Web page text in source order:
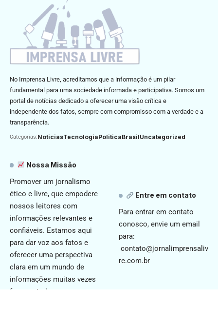
No Imprensa Livre, acreditamos que a informação é um pilar
fundamental para uma sociedade informada e participativa. Somos um
portal de notícias dedicado a oferecer uma visão crítica e
independente dos fatos, sempre com compromisso com a verdade e a
transparência.
Categorias:NoticiasTecnologiaPoliticaBrasilUncategorized
Nossa Missão
Promover um jornalismo
ético e livre, que empodere
nossos leitores com
informações relevantes e
confiáveis. Estamos aqui
para dar voz aos fatos e
oferecer uma perspectiva
clara em um mundo de
informações muitas vezes
fragmentadas.
Entre em contato
Para entrar em contato
conosco, envie um email
para:
contato@jornalimprensaliv
re.com.br